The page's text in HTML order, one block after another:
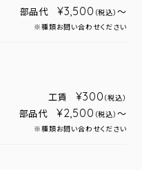
部品代 ¥3,500 （税込） ～
※種類お問い合わせください
工賃 ¥300 （税込）
部品代 ¥2,500 （税込） ～
※種類お問い合わせください